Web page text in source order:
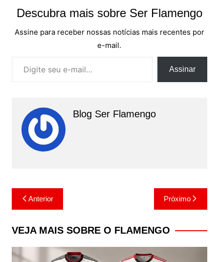
Descubra mais sobre Ser Flamengo
Assine para receber nossas notícias mais recentes por
e-mail.
Assinar
Blog Ser Flamengo
Navegação
de
Post
Anterior Próximo
VEJA MAIS SOBRE O FLAMENGO